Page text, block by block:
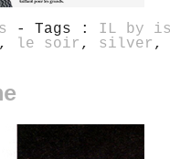
- Tags : IL by
, le soir , silver